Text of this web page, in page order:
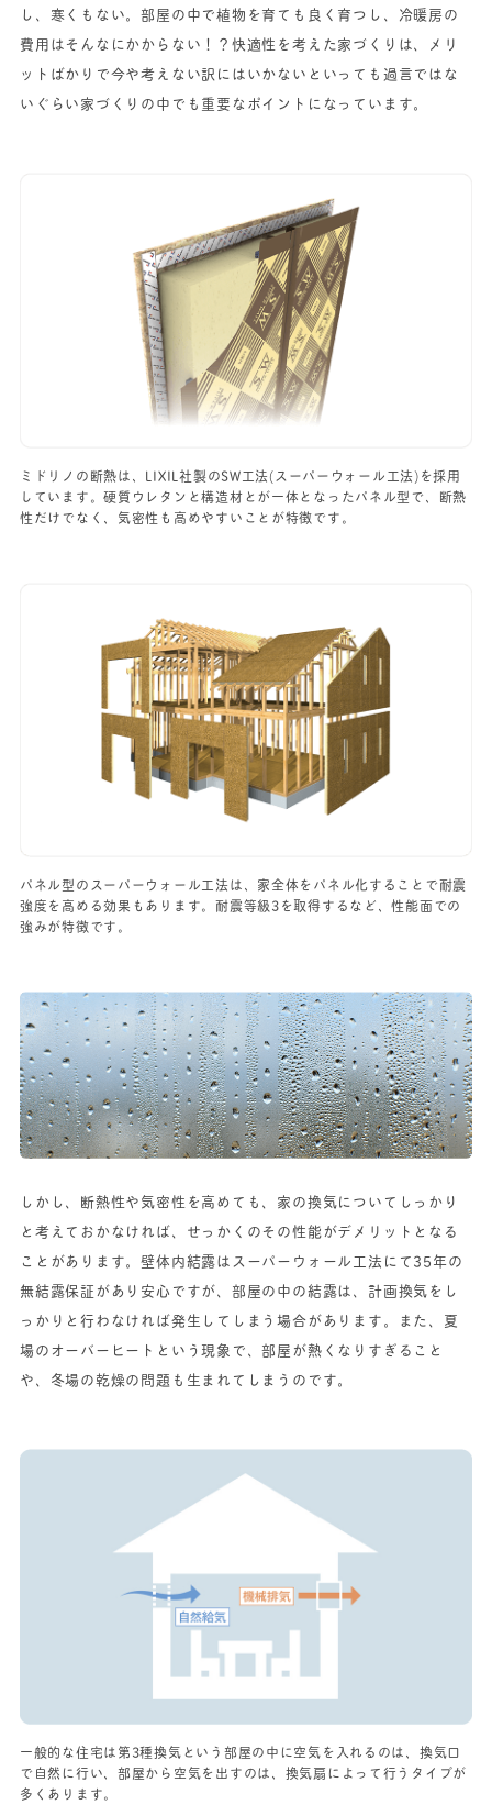
し、寒くもない。部屋の中で植物を育ても良く育つし、冷暖房の
費用はそんなにかからない！？快適性を考えた家づくりは、メリ
ットばかりで今や考えない訳にはいかないといっても過言ではな
いぐらい家づくりの中でも重要なポイントになっています。
ミドリノの断熱は、LIXIL社製のSW工法(スーパーウォール工法)を採用
しています。硬質ウレタンと構造材とが一体となったパネル型で、断熱
性だけでなく、気密性も高めやすいことが特徴です。
パネル型のスーパーウォール工法は、家全体をパネル化することで耐震
強度を高める効果もあります。耐震等級3を取得するなど、性能面での
強みが特徴です。
しかし、断熱性や気密性を高めても、家の換気についてしっかり
と考えておかなければ、せっかくのその性能がデメリットとなる
ことがあります。壁体内結露はスーパーウォール工法にて35年の
無結露保証があり安心ですが、部屋の中の結露は、計画換気をし
っかりと行わなければ発生してしまう場合があります。また、夏
場のオーバーヒートという現象で、部屋が熱くなりすぎること
や、冬場の乾燥の問題も生まれてしまうのです。
一般的な住宅は第3種換気という部屋の中に空気を入れるのは、換気口
で自然に行い、部屋から空気を出すのは、換気扇によって行うタイプが
多くあります。